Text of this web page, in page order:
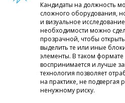
Кандидаты на должность
сложного оборудования,
и визуальное
необходимости можно
прозрачной, чтобы
выделить те или иные
элементы. В таком
воспринимается и лучше
технология позволяет
на практике, не подвергая
ненужному риску.